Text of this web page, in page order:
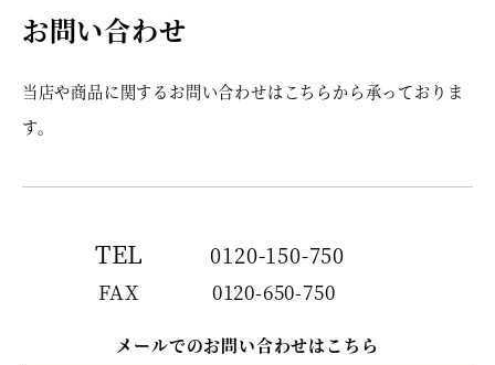
お問い合わせ
当店や商品に関するお問い合わせはこちらから承っておりま
す。
TEL 0120-150-750
FAX 0120-650-750
メールでのお問い合わせはこちら